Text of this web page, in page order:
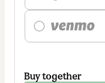
Buy together